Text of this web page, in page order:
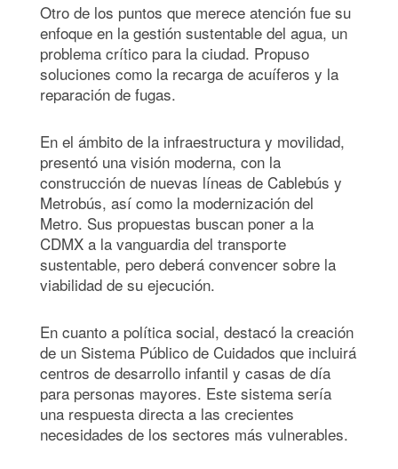
Otro de los puntos que merece atención fue su
enfoque en la gestión sustentable del agua, un
problema crítico para la ciudad. Propuso
soluciones como la recarga de acuíferos y la
reparación de fugas.
En el ámbito de la infraestructura y movilidad,
presentó una visión moderna, con la
construcción de nuevas líneas de Cablebús y
Metrobús, así como la modernización del
Metro. Sus propuestas buscan poner a la
CDMX a la vanguardia del transporte
sustentable, pero deberá convencer sobre la
viabilidad de su ejecución.
En cuanto a política social, destacó la creación
de un Sistema Público de Cuidados que incluirá
centros de desarrollo infantil y casas de día
para personas mayores. Este sistema sería
una respuesta directa a las crecientes
necesidades de los sectores más vulnerables.